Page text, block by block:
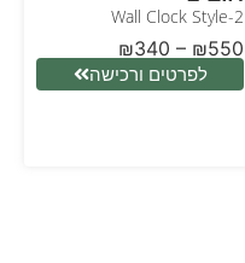
Wall Clock Style-2
₪340 – ₪550
לפרטים ורכישה